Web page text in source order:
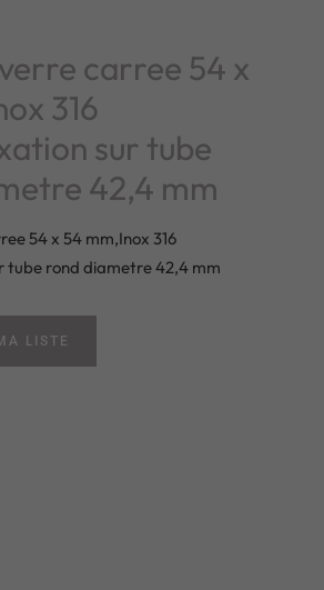
carree 54 x
316
sur tube
42,4 mm
54 x 54 mm,Inox 316
tube rond diametre 42,4 mm
LISTE